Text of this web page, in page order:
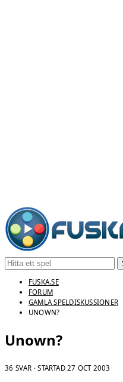
FUSKA.SE
FORUM
GAMLA SPELDISKUSSIONER
UNOWN?
Unown?
36 SVAR · STARTAD27 OCT 2003